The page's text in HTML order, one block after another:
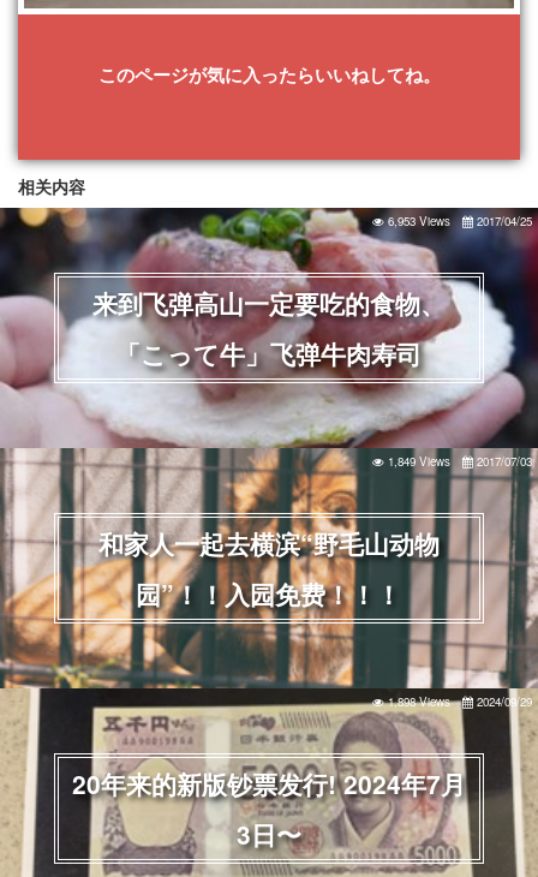
このページが気に入ったらいいねしてね。
相关内容
来到飞弹高山一定要吃的食物、
「こって牛」飞弹牛肉寿司
6,953 Views 2017/04/25
和家人一起去横滨“野毛山动物
园”！！入园免费！！！
1,849 Views 2017/07/03
20年来的新版钞票发行! 2024年7月
3日〜
1,898 Views 2024/09/29